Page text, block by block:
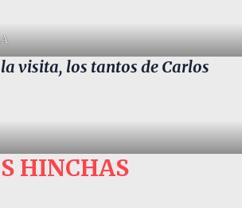
visita, los tantos de Carlos
HINCHAS